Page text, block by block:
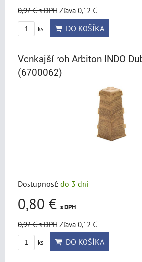
0,92 €s DPH Zľava 0,12 €
ks DO KOŠÍKA
Vonkajší roh Arbiton INDO
(6700062)
Dostupnosť: do 3 dní
0,80 € s DPH
0,92 €s DPH Zľava 0,12 €
ks DO KOŠÍKA